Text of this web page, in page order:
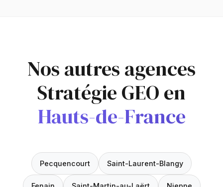
Nos autres agences
Stratégie GEO en
Hauts-de-France
Pecquencourt Saint-Laurent-Blangy